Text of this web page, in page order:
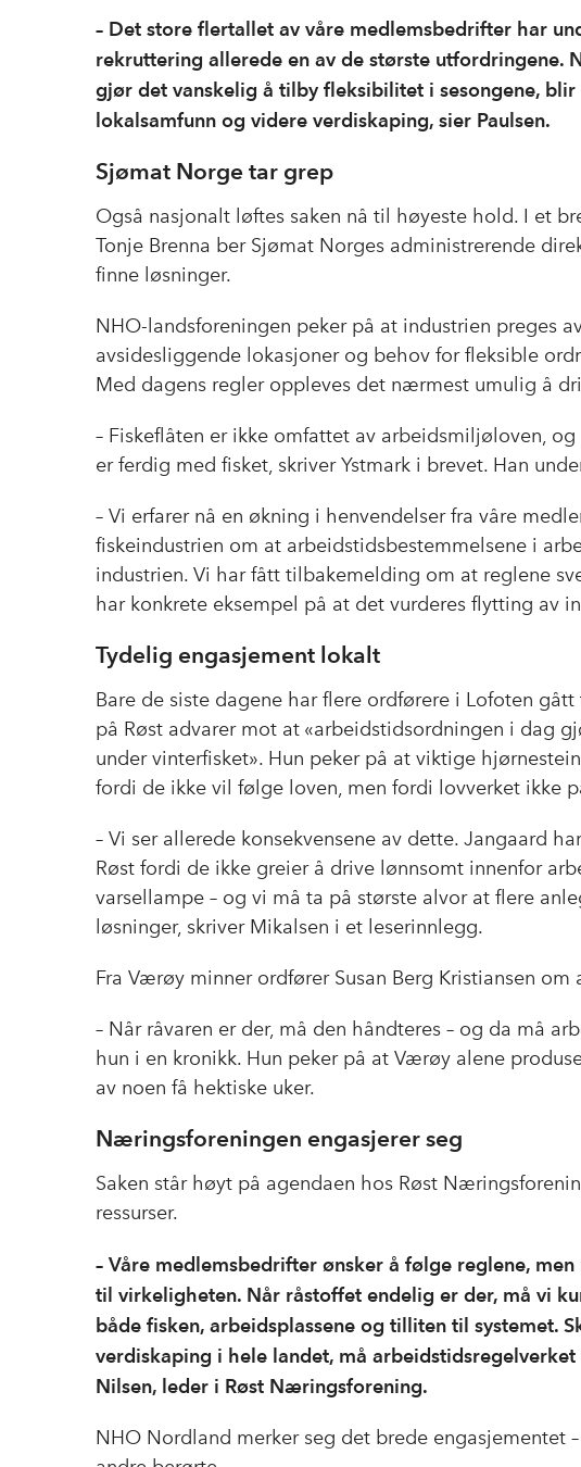
– Det store flertallet av våre medlemsbedrifter har
rekruttering allerede en av de største utfordringene.
gjør det vanskelig å tilby fleksibilitet i sesongene,
lokalsamfunn og videre verdiskaping, sier Paulsen.
Sjømat Norge tar grep
Også nasjonalt løftes saken nå til høyeste hold. I et
Tonje Brenna ber Sjømat Norges administrerende
finne løsninger.
NHO-landsforeningen peker på at industrien preges
avsidesliggende lokasjoner og behov for fleksible
Med dagens regler oppleves det nærmest umulig å
– Fiskeflåten er ikke omfattet av arbeidsmiljøloven,
er ferdig med fisket, skriver Ystmark i brevet. Han
– Vi erfarer nå en økning i henvendelser fra våre
fiskeindustrien om at arbeidstidsbestemmelsene i
industrien. Vi har fått tilbakemelding om at reglene
har konkrete eksempel på at det vurderes flytting av
Tydelig engasjement lokalt
Bare de siste dagene har flere ordførere i Lofoten
på Røst advarer mot at «arbeidstidsordningen i dag
under vinterfisket». Hun peker på at viktige
fordi de ikke vil følge loven, men fordi lovverket ikke
– Vi ser allerede konsekvensene av dette. Jangaard
Røst fordi de ikke greier å drive lønnsomt innenfor
varsellampe – og vi må ta på største alvor at flere
løsninger, skriver Mikalsen i et leserinnlegg.
Fra Værøy minner ordfører Susan Berg Kristiansen
– Når råvaren er der, må den håndteres – og da må
hun i en kronikk. Hun peker på at Værøy alene
av noen få hektiske uker.
Næringsforeningen engasjerer seg
Saken står høyt på agendaen hos Røst
ressurser.
– Våre medlemsbedrifter ønsker å følge reglene,
til virkeligheten. Når råstoffet endelig er der, må vi
både fisken, arbeidsplassene og tilliten til systemet.
verdiskaping i hele landet, må
Nilsen, leder i Røst Næringsforening.
NHO Nordland merker seg det brede engasjementet